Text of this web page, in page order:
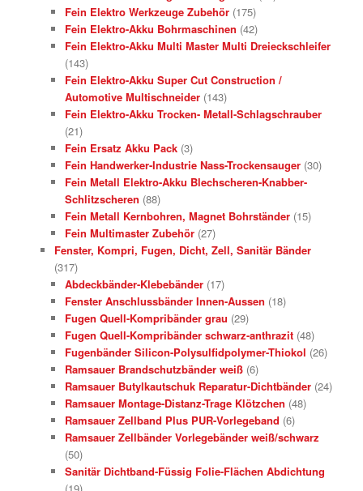
Fein Elektro Werkzeuge Zubehör (175)
Fein Elektro-Akku Bohrmaschinen (42)
Fein Elektro-Akku Multi Master Multi Dreieckschleifer
(143)
Fein Elektro-Akku Super Cut Construction /
Automotive Multischneider (143)
Fein Elektro-Akku Trocken- Metall-Schlagschrauber
(21)
Fein Ersatz Akku Pack (3)
Fein Handwerker-Industrie Nass-Trockensauger (30)
Fein Metall Elektro-Akku Blechscheren-Knabber-
Schlitzscheren (88)
Fein Metall Kernbohren, Magnet Bohrständer (15)
Fein Multimaster Zubehör (27)
Fenster, Kompri, Fugen, Dicht, Zell, Sanitär Bänder
(317)
Abdeckbänder-Klebebänder (17)
Fenster Anschlussbänder Innen-Aussen (18)
Fugen Quell-Kompribänder grau (29)
Fugen Quell-Kompribänder schwarz-anthrazit (48)
Fugenbänder Silicon-Polysulfidpolymer-Thiokol (26)
Ramsauer Brandschutzbänder weiß (6)
Ramsauer Butylkautschuk Reparatur-Dichtbänder (24)
Ramsauer Montage-Distanz-Trage Klötzchen (48)
Ramsauer Zellband Plus PUR-Vorlegeband (6)
Ramsauer Zellbänder Vorlegebänder weiß/schwarz
(50)
Sanitär Dichtband-Füssig Folie-Flächen Abdichtung
(19)